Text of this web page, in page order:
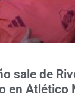
sale de
en Atlético